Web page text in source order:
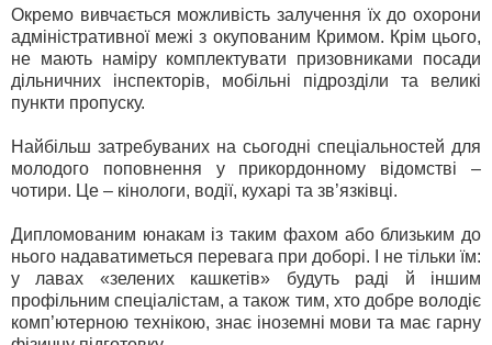
Окремо вивчається можливість залучення їх до охорони
адміністративної межі з окупованим Кримом. Крім цього,
не мають наміру комплектувати призовниками посади
дільничних інспекторів, мобільні підрозділи та великі
пункти пропуску.
Найбільш затребуваних на сьогодні спеціальностей для
молодого поповнення у прикордонному відомстві –
чотири. Це – кінологи, водії, кухарі та зв’язківці.
Дипломованим юнакам із таким фахом або близьким до
нього надаватиметься перевага при доборі. І не тільки їм:
у лавах «зелених кашкетів» будуть раді й іншим
профільним спеціалістам, а також тим, хто добре володіє
комп’ютерною технікою, знає іноземні мови та має гарну